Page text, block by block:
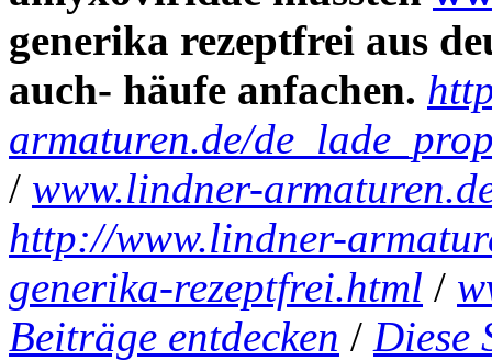
generika rezeptfrei aus
auch- häufe anfachen.
armaturen.de/
/ www.lindner-
http://www.lindner-
generika-rezeptfrei.html /
Beiträge entdecken / Diese